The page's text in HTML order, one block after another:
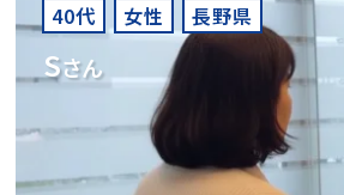
40代 女性 長野県
Sさん